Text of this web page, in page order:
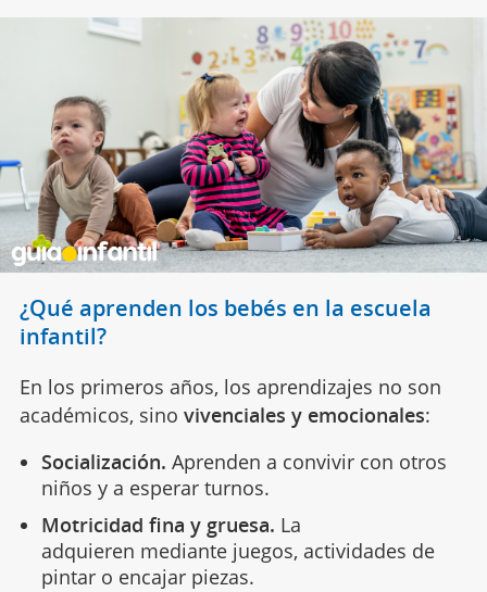
¿Qué aprenden los bebés en la escuela
infantil?
En los primeros años, los aprendizajes no son
académicos, sino vivenciales y emocionales:
Socialización. Aprenden a convivir con otros
niños y a esperar turnos.
Motricidad fina y gruesa. La
adquieren mediante juegos, actividades de
pintar o encajar piezas.